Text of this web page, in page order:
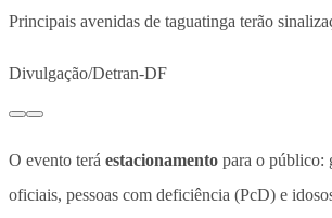
Principais avenidas de taguatinga terão
Divulgação/Detran-DF
O evento terá estacionamento para o público:
oficiais, pessoas com deficiência (PcD) e